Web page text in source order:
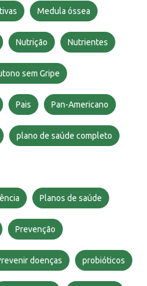
Medula óssea
Nutrição Nutrientes
sem Gripe
Pais Pan-Americano
plano de saúde completo
Planos de saúde
Prevenção
doenças probióticos